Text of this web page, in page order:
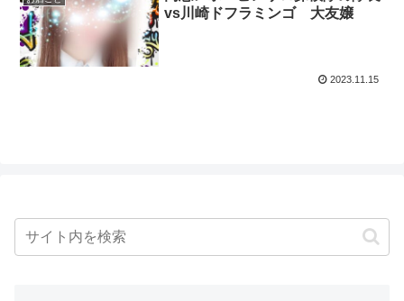
vs川崎ドフラミンゴ 大友嬢
2023.11.15